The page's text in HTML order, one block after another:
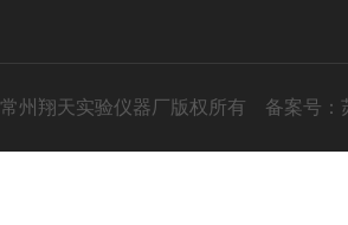
州翔天实验仪器厂版权所有 备案号：